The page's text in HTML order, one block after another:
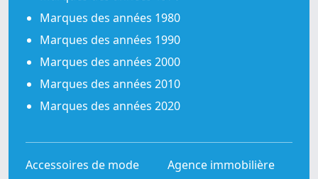
Marques des années 1980
Marques des années 1990
Marques des années 2000
Marques des années 2010
Marques des années 2020
Accessoires de mode
Agence immobilière